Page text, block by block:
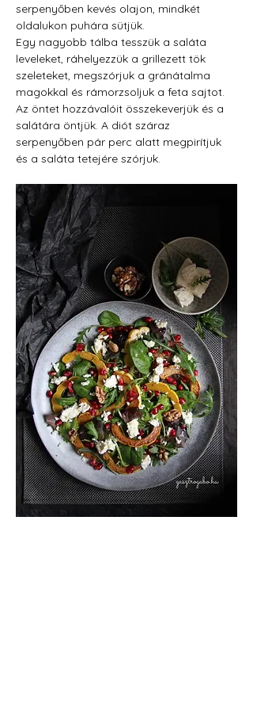
serpenyőben kevés olajon, mindkét
oldalukon puhára sütjük.
Egy nagyobb tálba tesszük a saláta
leveleket, ráhelyezzük a grillezett tök
szeleteket, megszórjuk a gránátalma
magokkal és rámorzsoljuk a feta sajtot.
Az öntet hozzávalóit összekeverjük és a
salátára öntjük. A diót száraz
serpenyőben pár perc alatt megpirítjuk
és a saláta tetejére szórjuk.